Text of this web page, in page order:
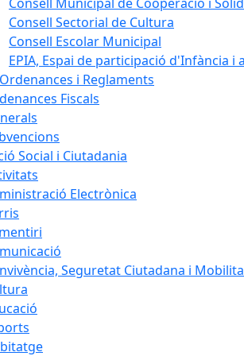
Consell Sectorial de Cultura
Consell Escolar Municipal
EPIA, Espai de participació d'Infància i
i Reglaments
Fiscals
Social i Ciutadania
Electrònica
Seguretat Ciutadana i